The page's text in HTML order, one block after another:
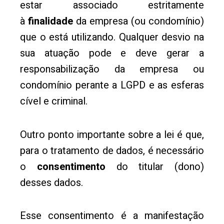
estar associado estritamente
à finalidade da empresa (ou condomínio)
que o está utilizando. Qualquer desvio na
sua atuação pode e deve gerar a
responsabilização da empresa ou
condomínio perante a LGPD e as esferas
cível e criminal.
Outro ponto importante sobre a lei é que,
para o tratamento de dados, é necessário
o consentimento do titular (dono)
desses dados.
Esse consentimento é a manifestação